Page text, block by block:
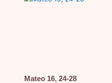
Mateo 16, 24-28